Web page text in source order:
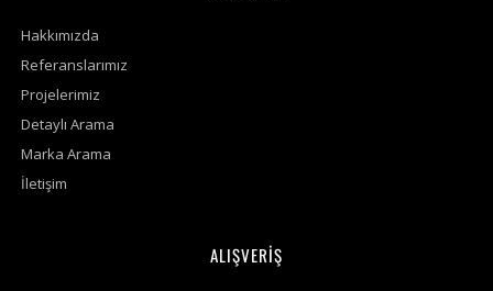
Hakkımızda
Referanslarımız
Projelerimiz
Detaylı Arama
Marka Arama
İletişim
ALIŞVERİŞ